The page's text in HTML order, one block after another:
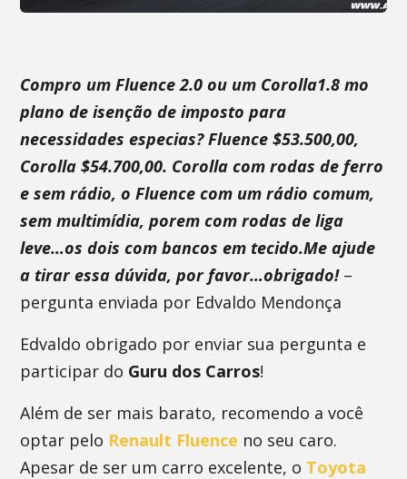
Compro um Fluence 2.0 ou um Corolla1.8 mo
plano de isenção de imposto para
necessidades especias? Fluence $53.500,00,
Corolla $54.700,00. Corolla com rodas de ferro
e sem rádio, o Fluence com um rádio comum,
sem multimídia, porem com rodas de liga
leve…os dois com bancos em tecido.Me ajude
a tirar essa dúvida, por favor…obrigado!–
pergunta enviada por Edvaldo Mendonça
Edvaldo obrigado por enviar sua pergunta e
participar do Guru dos Carros!
Além de ser mais barato, recomendo a você
optar pelo Renault Fluence no seu caro.
Apesar de ser um carro excelente, o Toyota